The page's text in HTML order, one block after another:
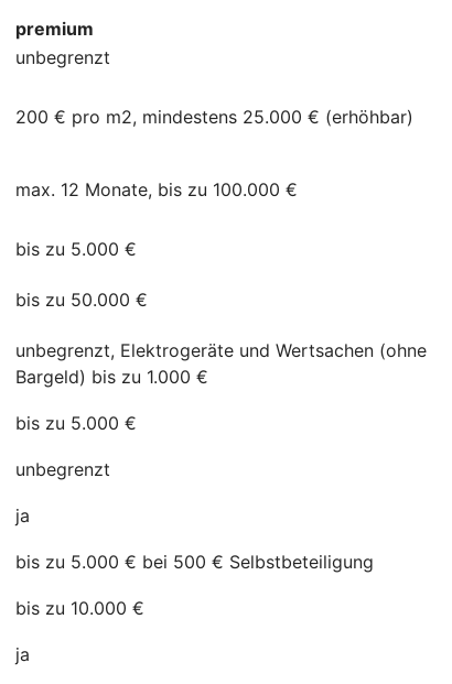
premium
unbegrenzt
200 € pro m2, mindestens 25.000 € (erhöhbar)
max. 12 Monate, bis zu 100.000 €
bis zu 5.000 €
bis zu 50.000 €
unbegrenzt, Elektrogeräte und Wertsachen (ohne
Bargeld) bis zu 1.000 €
bis zu 5.000 €
unbegrenzt
ja
bis zu 5.000 € bei 500 € Selbstbeteiligung
bis zu 10.000 €
ja